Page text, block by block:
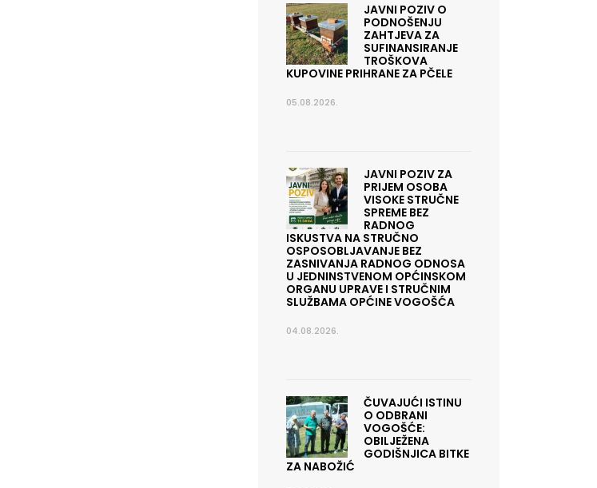
JAVNI POZIV O
PODNOŠENJU
ZAHTJEVA ZA
SUFINANSIRANJE
TROŠKOVA
KUPOVINE PRIHRANE ZA PČELE
05.08.2026.
JAVNI POZIV ZA
PRIJEM OSOBA
VISOKE STRUČNE
SPREME BEZ
RADNOG
ISKUSTVA NA STRUČNO
OSPOSOBLJAVANJE BEZ
ZASNIVANJA RADNOG ODNOSA
U JEDNINSTVENOM OPĆINSKOM
ORGANU UPRAVE I STRUČNIM
SLUŽBAMA OPĆINE VOGOŠĆA
04.08.2026.
ČUVAJUĆI ISTINU
O ODBRANI
VOGOŠĆE:
OBILJEŽENA
GODIŠNJICA BITKE
ZA NABOŽIĆ